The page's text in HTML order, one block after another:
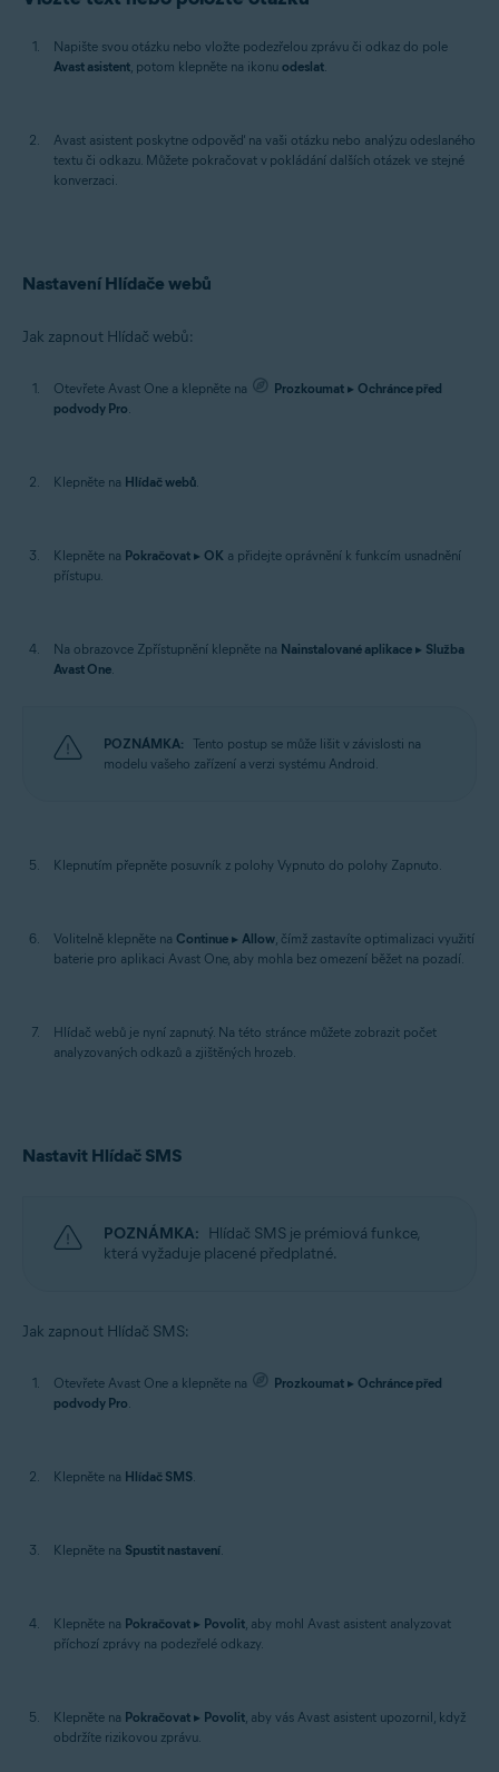
Napište svou otázku nebo vložte podezřelou zprávu či odkaz do pole
Avast asistent, potom klepněte na ikonu odeslat.
Avast asistent poskytne odpověď na vaši otázku nebo analýzu odeslaného
textu či odkazu. Můžete pokračovat v pokládání dalších otázek ve stejné
konverzaci.
Nastavení Hlídače webů
Jak zapnout Hlídač webů:
Otevřete Avast One a klepněte na Prozkoumat ▸ Ochránce před
podvody Pro.
Klepněte na Hlídač webů.
Klepněte na Pokračovat ▸ OK a přidejte oprávnění k funkcím usnadnění
přístupu.
Na obrazovce Zpřístupnění klepněte na Nainstalované aplikace ▸ Služba
Avast One.
POZNÁMKA:
Tento postup se může lišit v závislosti na
modelu vašeho zařízení a verzi systému Android.
Klepnutím přepněte posuvník z polohy Vypnuto do polohy Zapnuto.
Volitelně klepněte na Continue ▸ Allow, čímž zastavíte optimalizaci využití
baterie pro aplikaci Avast One, aby mohla bez omezení běžet na pozadí.
Hlídač webů je nyní zapnutý. Na této stránce můžete zobrazit počet
analyzovaných odkazů a zjištěných hrozeb.
Nastavit Hlídač SMS
POZNÁMKA: Hlídač SMS je prémiová funkce,
která vyžaduje placené předplatné.
Jak zapnout Hlídač SMS:
Otevřete Avast One a klepněte na Prozkoumat ▸ Ochránce před
podvody Pro.
Klepněte na Hlídač SMS.
Klepněte na Spustit nastavení.
Klepněte na Pokračovat ▸ Povolit, aby mohl Avast asistent analyzovat
příchozí zprávy na podezřelé odkazy.
Klepněte na Pokračovat ▸ Povolit, aby vás Avast asistent upozornil, když
obdržíte rizikovou zprávu.